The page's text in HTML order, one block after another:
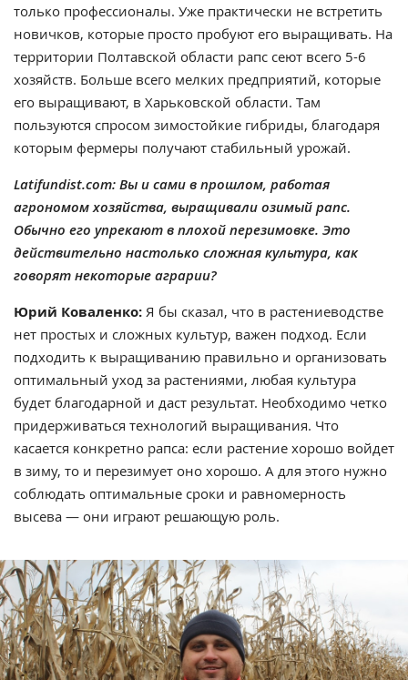
только профессионалы. Уже практически не встретить
новичков, которые просто пробуют его выращивать. На
территории Полтавской области рапс сеют всего 5-6
хозяйств. Больше всего мелких предприятий, которые
его выращивают, в Харьковской области. Там
пользуются спросом зимостойкие гибриды, благодаря
которым фермеры получают стабильный урожай.
Latifundist.com: Вы и сами в прошлом, работая
агрономом хозяйства, выращивали озимый рапс.
Обычно его упрекают в плохой перезимовке. Это
действительно настолько сложная культура, как
говорят некоторые аграрии?
Юрий Коваленко: Я бы сказал, что в растениеводстве
нет простых и сложных культур, важен подход. Если
подходить к выращиванию правильно и организовать
оптимальный уход за растениями, любая культура
будет благодарной и даст результат. Необходимо четко
придерживаться технологий выращивания. Что
касается конкретно рапса: если растение хорошо войдет
в зиму, то и перезимует оно хорошо. А для этого нужно
соблюдать оптимальные сроки и равномерность
высева — они играют решающую роль.